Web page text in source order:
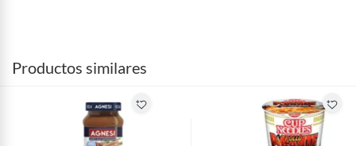
Productos similares